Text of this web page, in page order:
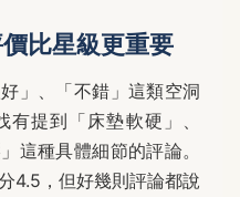
比星級更重要
」、「不錯」這類空洞
提到「床墊軟硬」、
這種具體細節的評論。
4.5，但好幾則評論都說